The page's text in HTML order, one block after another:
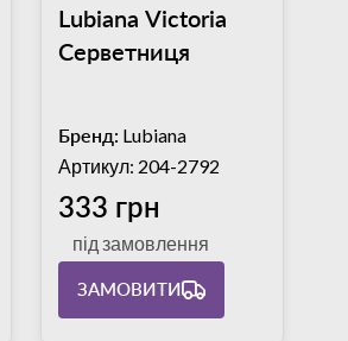
Lubiana Victoria
Серветниця
Бренд: Lubiana
Артикул: 204-2792
333 грн
під замовлення
ЗАМОВИТИ